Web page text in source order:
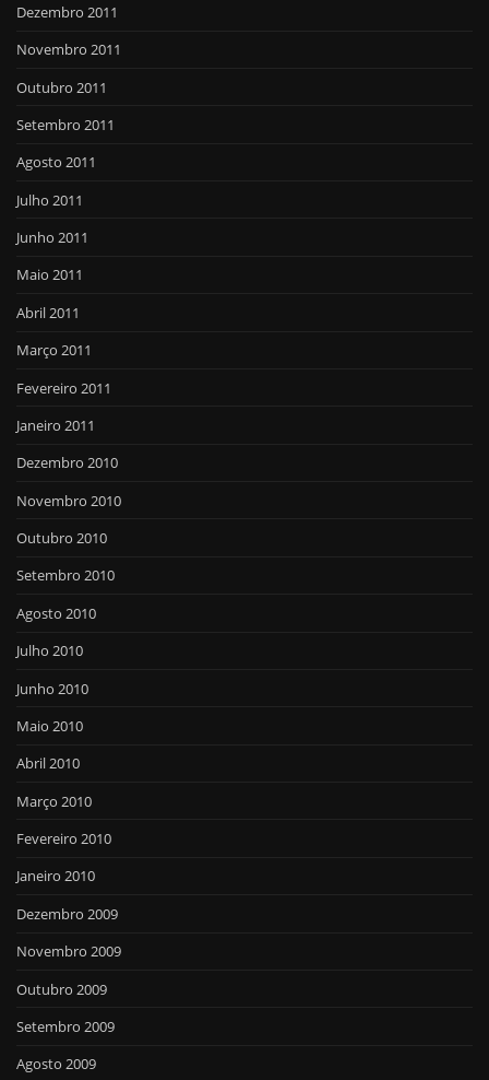
Dezembro 2011
Novembro 2011
Outubro 2011
Setembro 2011
Agosto 2011
Julho 2011
Junho 2011
Maio 2011
Abril 2011
Março 2011
Fevereiro 2011
Janeiro 2011
Dezembro 2010
Novembro 2010
Outubro 2010
Setembro 2010
Agosto 2010
Julho 2010
Junho 2010
Maio 2010
Abril 2010
Março 2010
Fevereiro 2010
Janeiro 2010
Dezembro 2009
Novembro 2009
Outubro 2009
Setembro 2009
Agosto 2009